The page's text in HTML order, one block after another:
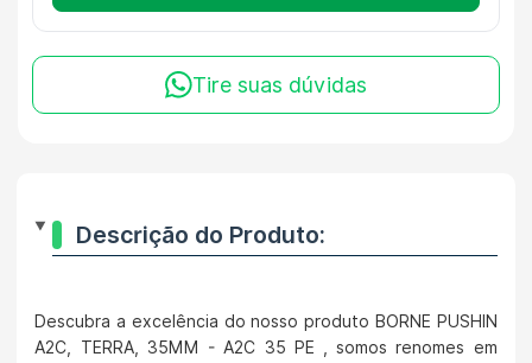
Tire suas dúvidas
Descrição do Produto:
Descubra a excelência do nosso produto BORNE PUSHIN
A2C, TERRA, 35MM - A2C 35 PE , somos renomes em